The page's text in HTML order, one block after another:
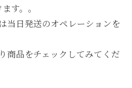
す。。
当日発送のオペレーションを
商品をチェックしてみてくだ